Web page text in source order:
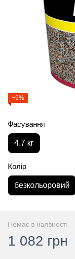
−9%
Фасування
4.7 кг
Колір
безкольоровий
Немає в наявності
1 082 грн